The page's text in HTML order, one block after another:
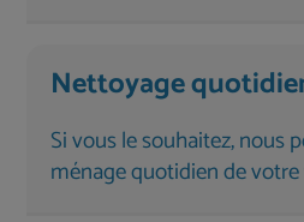
Nettoyage
Si vous le souhaitez, nous
ménage quotidien de